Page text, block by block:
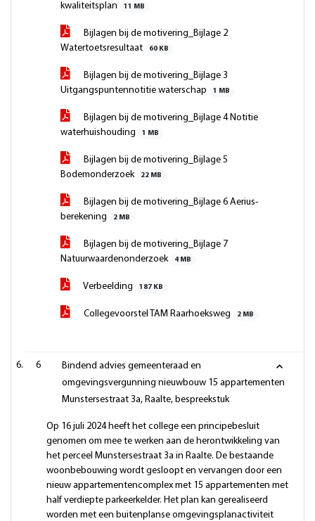
kwaliteitsplan
11 MB
Bijlagen bij de motivering_Bijlage 2
Watertoetsresultaat
60 KB
Bijlagen bij de motivering_Bijlage 3
Uitgangspuntennotitie waterschap
1 MB
Bijlagen bij de motivering_Bijlage 4 Notitie
waterhuishouding
1 MB
Bijlagen bij de motivering_Bijlage 5
Bodemonderzoek
22 MB
Bijlagen bij de motivering_Bijlage 6 Aerius-
berekening
2 MB
Bijlagen bij de motivering_Bijlage 7
Natuurwaardenonderzoek
4 MB
Verbeelding 187 KB
Collegevoorstel TAM Raarhoeksweg 2 MB
6
Bindend advies gemeenteraad en
omgevingsvergunning nieuwbouw 15 appartementen
Munstersestraat 3a, Raalte, bespreekstuk
Op 16 juli 2024 heeft het college een principebesluit
genomen om mee te werken aan de herontwikkeling van
het perceel Munstersestraat 3a in Raalte. De bestaande
woonbebouwing wordt gesloopt en vervangen door een
nieuw appartementencomplex met 15 appartementen met
half verdiepte parkeerkelder. Het plan kan gerealiseerd
worden met een buitenplanse omgevingsplanactiviteit